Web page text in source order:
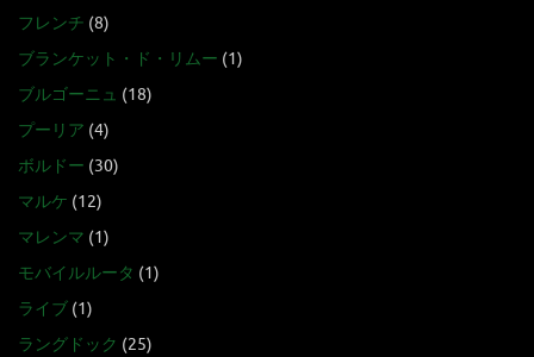
フレンチ (8)
ブランケット・ド・リムー (1)
ブルゴーニュ (18)
プーリア (4)
ボルドー (30)
マルケ (12)
マレンマ (1)
モバイルルータ (1)
ライブ (1)
ラングドック (25)